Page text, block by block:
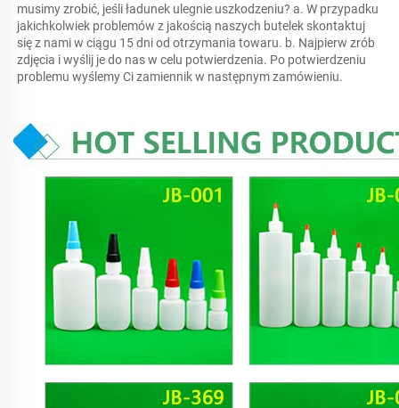
musimy zrobić, jeśli ładunek ulegnie uszkodzeniu? a. W przypadku
jakichkolwiek problemów z jakością naszych butelek skontaktuj
się z nami w ciągu 15 dni od otrzymania towaru. b. Najpierw zrób
zdjęcia i wyślij je do nas w celu potwierdzenia. Po potwierdzeniu
problemu wyślemy Ci zamiennik w następnym zamówieniu.